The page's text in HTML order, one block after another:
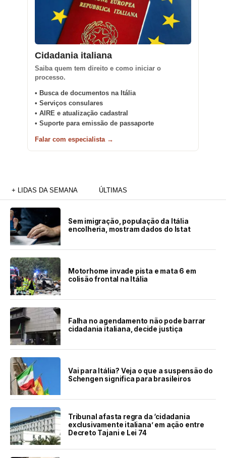
Cidadania italiana
Saiba quem tem direito e como iniciar o
processo.
• Busca de documentos na Itália
• Serviços consulares
• AIRE e atualização cadastral
• Suporte para emissão de passaporte
Falar com especialista →
+ LIDAS DA SEMANA ÚLTIMAS
Sem imigração, população da Itália
encolheria, mostram dados do Istat
Motorhome invade pista e mata 6 em
colisão frontal na Itália
Falha no agendamento não pode barrar
cidadania italiana, decide justiça
Vai para Itália? Veja o que a suspensão do
Schengen significa para brasileiros
Tribunal afasta regra da ‘cidadania
exclusivamente italiana’ em ação entre
Decreto Tajani e Lei 74